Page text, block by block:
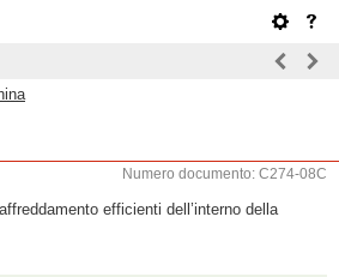
Numero documento: C274-08C
efficienti dell’interno della